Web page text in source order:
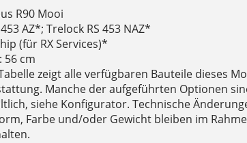
R90 Mooi
AZ*; Trelock RS 453 NAZ*
(für RX Services)*
56 cm
zeigt alle verfügbaren Bauteile dieses
Manche der aufgeführten Optionen
siehe Konfigurator. Technische
Farbe und/oder Gewicht bleiben im